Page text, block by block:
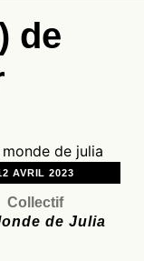
de
AVRIL 2023
Collectif
de Julia